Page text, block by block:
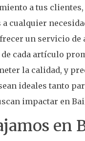
a tus
cualquier
un servicio de
cada artículo
la calidad, y
ideales tanto
impactar en
en